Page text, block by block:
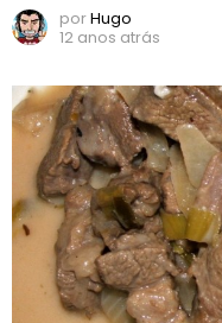
porHugo
12 anos atrás